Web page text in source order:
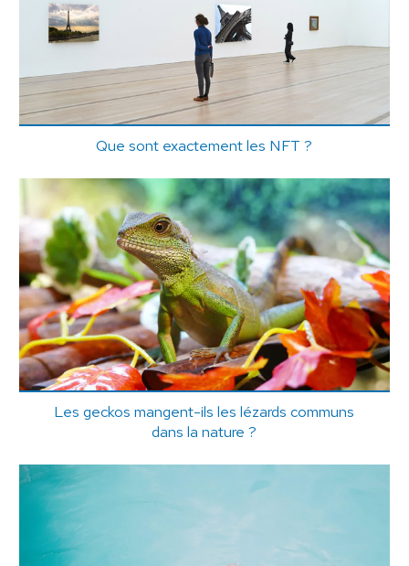
Que sont exactement les NFT ?
Les geckos mangent-ils les lézards communs
dans la nature ?